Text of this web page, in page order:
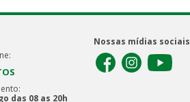
das 08 as 20h
Nossas mídias sociais